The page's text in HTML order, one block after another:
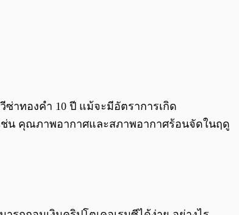
าทองคำ 10 ปี แม้จะมีอัตราการเกิด
น คุณภาพอากาศและสภาพอากาศร้อนจัดในฤดู